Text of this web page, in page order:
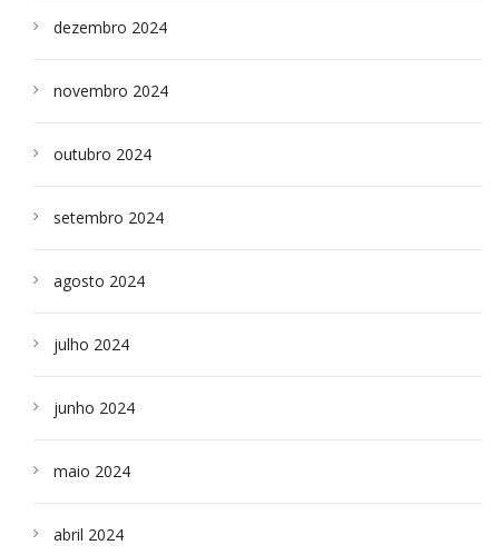
dezembro 2024
novembro 2024
outubro 2024
setembro 2024
agosto 2024
julho 2024
junho 2024
maio 2024
abril 2024